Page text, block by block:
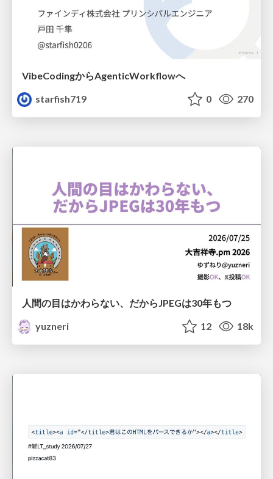
VibeCodingからAgenticWorkflowへ
starfish719
0 270
人間の目はかわらない、だからJPEGは30年もつ
yuzneri
12 18k